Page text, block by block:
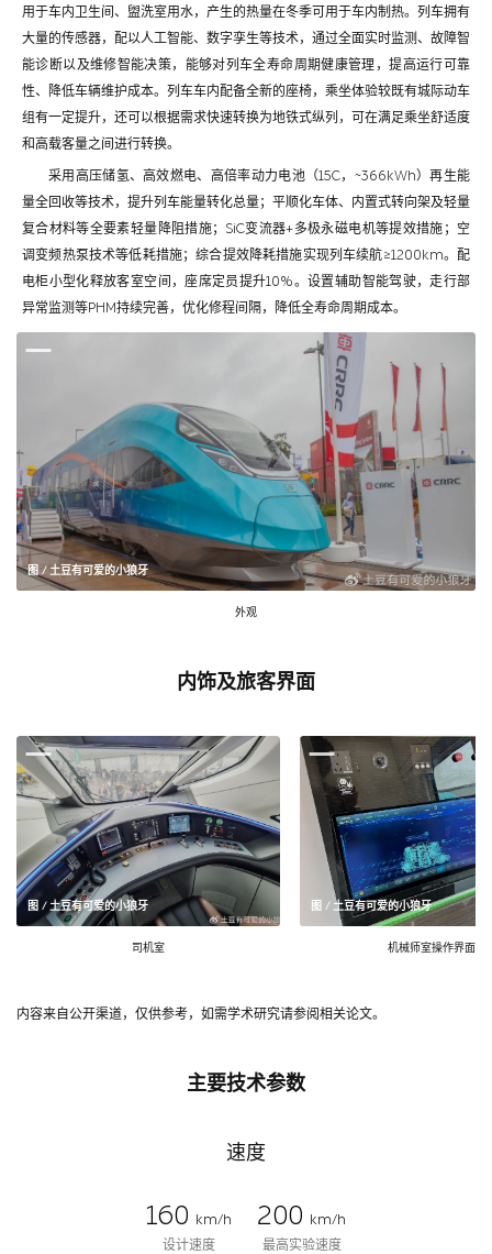
用于车内卫生间、盥洗室用水，产生的热量在冬季可用于车内制热。列车拥有
大量的传感器，配以人工智能、数字孪生等技术，通过全面实时监测、故障智
能诊断以及维修智能决策，能够对列车全寿命周期健康管理，提高运行可靠
性、降低车辆维护成本。列车车内配备全新的座椅，乘坐体验较既有城际动车
组有一定提升，还可以根据需求快速转换为地铁式纵列，可在满足乘坐舒适度
和高载客量之间进行转换。
采用高压储氢、高效燃电、高倍率动力电池（15C，~366kWh）再生能
量全回收等技术，提升列车能量转化总量；平顺化车体、内置式转向架及轻量
复合材料等全要素轻量降阻措施；SiC变流器+多极永磁电机等提效措施；空
调变频热泵技术等低耗措施；综合提效降耗措施实现列车续航≥1200km。配
电柜小型化释放客室空间，座席定员提升10%。设置辅助智能驾驶，走行部
异常监测等PHM持续完善，优化修程间隔，降低全寿命周期成本。
图 / 土豆有可爱的小狼牙
外观
内饰及旅客界面
图 / 土豆有可爱的小狼牙
司机室
图 / 土豆有可爱的小狼牙
机械师室操作界面
内容来自公开渠道，仅供参考，如需学术研究请参阅相关论文。
主要技术参数
速度
160 km/h
设计速度
200 km/h
最高实验速度